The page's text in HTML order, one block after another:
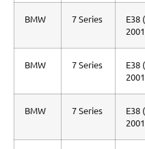
BMW 7 Series
E38
BMW 7 Series
E38
BMW 7 Series
E38